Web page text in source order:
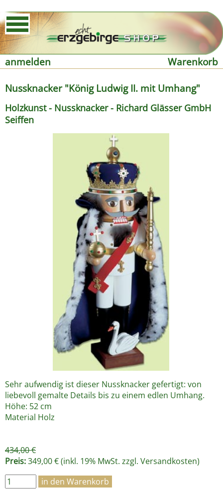
anmelden
Warenkorb
Nussknacker "König Ludwig II. mit Umhang"
Holzkunst - Nussknacker - Richard Glässer GmbH
Seiffen
Sehr aufwendig ist dieser Nussknacker gefertigt: von
liebevoll gemalte Details bis zu einem edlen Umhang.
Höhe: 52 cm
Material Holz
434,00 €
Preis:349,00 € (inkl. 19% MwSt. zzgl. Versandkosten)